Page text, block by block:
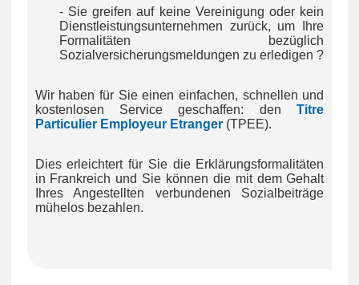
- Sie greifen auf keine Vereinigung oder kein
Dienstleistungsunternehmen zurück, um Ihre
Formalitäten bezüglich
Sozialversicherungsmeldungen zu erledigen ?
Wir haben für Sie einen einfachen, schnellen und
kostenlosen Service geschaffen: denTitre
Particulier Employeur Etranger(TPEE).
Dies erleichtert für Sie die Erklärungsformalitäten
in Frankreich und Sie können die mit dem Gehalt
Ihres Angestellten verbundenen Sozialbeiträge
mühelos bezahlen.